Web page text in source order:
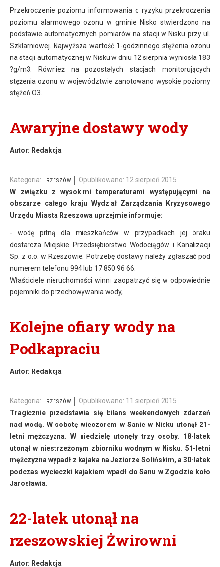
Przekroczenie poziomu informowania o ryzyku przekroczenia
poziomu alarmowego ozonu w gminie Nisko stwierdzono na
podstawie automatycznych pomiarów na stacji w Nisku przy ul.
Szklarniowej. Najwyższa wartość 1-godzinnego stężenia ozonu
na stacji automatycznej w Nisku w dniu 12 sierpnia wyniosła 183
?g/m3. Również na pozostałych stacjach monitorujących
stężenia ozonu w województwie zanotowano wysokie poziomy
stężeń O3.
Awaryjne dostawy wody
Autor: Redakcja
Kategoria: RZESZÓW
Opublikowano: 12 sierpień 2015
W związku z wysokimi temperaturami występującymi na
obszarze całego kraju Wydział Zarządzania Kryzysowego
Urzędu Miasta Rzeszowa uprzejmie informuje:
- wodę pitną dla mieszkańców w przypadkach jej braku
dostarcza Miejskie Przedsiębiorstwo Wodociągów i Kanalizacji
Sp. z o.o. w Rzeszowie. Potrzebę dostawy należy zgłaszać pod
numerem telefonu 994 lub 17 850 96 66.
Właściciele nieruchomości winni zaopatrzyć się w odpowiednie
pojemniki do przechowywania wody,
Kolejne ofiary wody na
Podkapraciu
Autor: Redakcja
Kategoria: RZESZÓW
Opublikowano: 11 sierpień 2015
Tragicznie przedstawia się bilans weekendowych zdarzeń
nad wodą. W sobotę wieczorem w Sanie w Nisku utonął 21-
letni mężczyzna. W niedzielę utonęły trzy osoby. 18-latek
utonął w niestrzeżonym zbiorniku wodnym w Nisku. 51-letni
mężczyzna wypadł z kajaka na Jeziorze Solińskim, a 30-latek
podczas wycieczki kajakiem wpadł do Sanu w Zgodzie koło
Jarosławia.
22-latek utonął na
rzeszowskiej Żwirowni
Autor: Redakcja